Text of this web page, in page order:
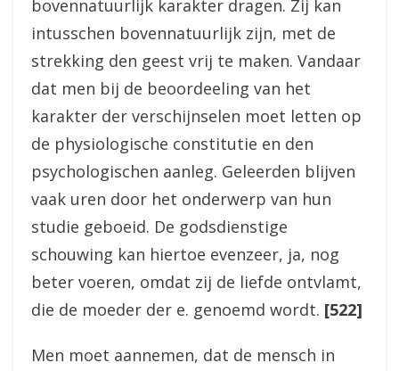
bovennatuurlijk karakter dragen. Zij kan
intusschen bovennatuurlijk zijn, met de
strekking den geest vrij te maken. Vandaar
dat men bij de beoordeeling van het
karakter der verschijnselen moet letten op
de physiologische constitutie en den
psychologischen aanleg. Geleerden blijven
vaak uren door het onderwerp van hun
studie geboeid. De godsdienstige
schouwing kan hiertoe evenzeer, ja, nog
beter voeren, omdat zij de liefde ontvlamt,
die de moeder der e. genoemd wordt. [522]
Men moet aannemen, dat de mensch in